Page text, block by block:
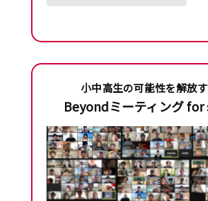
小中高生の可能性を解放す
Beyondミーティング